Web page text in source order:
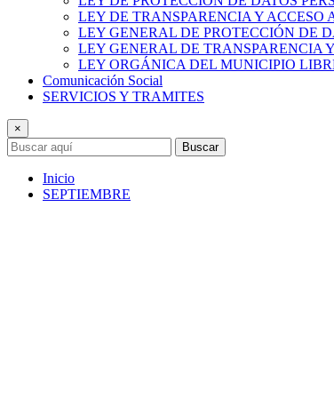
LEY DE TRANSPARENCIA Y
LEY GENERAL DE PROTECCIÓN DE
LEY GENERAL DE TRANSPARENCIA
LEY ORGÁNICA DEL MUNICIPIO
Comunicación Social
SERVICIOS Y TRAMITES
×
Buscar
Inicio
SEPTIEMBRE